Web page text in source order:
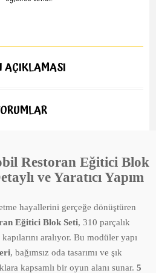
AÇIKLAMASI
Restoran Eğitici Blok
ve Yaratıcı Yapım
hayallerini gerçeğe dönüştüren
Eğitici Blok Seti, 310 parçalık
aralıyor. Bu modüler yapı
, bağımsız oda tasarımı ve şık
kapsamlı bir oyun alanı sunar.5